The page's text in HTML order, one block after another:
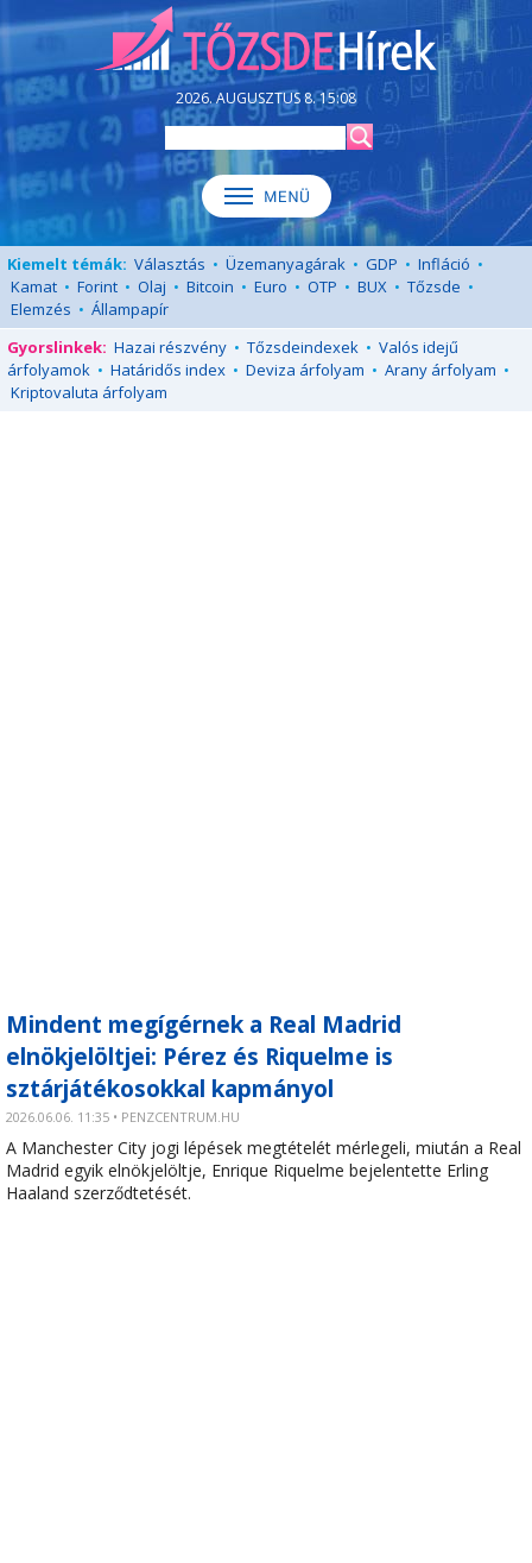
2026. AUGUSZTUS 8. 15:08
Kiemelt témák: Választás • Üzemanyagárak • GDP • Infláció •
Kamat • Forint • Olaj • Bitcoin • Euro • OTP • BUX • Tőzsde •
Elemzés • Állampapír
Gyorslinkek: Hazai részvény • Tőzsdeindexek • Valós idejű
árfolyamok • Határidős index • Deviza árfolyam • Arany árfolyam •
Kriptovaluta árfolyam
Mindent megígérnek a Real Madrid
elnökjelöltjei: Pérez és Riquelme is
sztárjátékosokkal kapmányol
2026.06.06. 11:35 • PENZCENTRUM.HU
A Manchester City jogi lépések megtételét mérlegeli, miután a Real
Madrid egyik elnökjelöltje, Enrique Riquelme bejelentette Erling
Haaland szerződtetését.